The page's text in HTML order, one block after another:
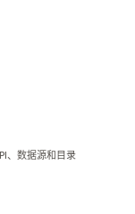
、数据源和目录